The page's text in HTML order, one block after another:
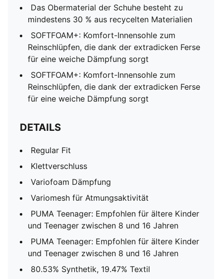
Das Obermaterial der Schuhe besteht zu
mindestens 30 % aus recycelten Materialien
SOFTFOAM+: Komfort-Innensohle zum
Reinschlüpfen, die dank der extradicken Ferse
für eine weiche Dämpfung sorgt
SOFTFOAM+: Komfort-Innensohle zum
Reinschlüpfen, die dank der extradicken Ferse
für eine weiche Dämpfung sorgt
DETAILS
Regular Fit
Klettverschluss
Variofoam Dämpfung
Variomesh für Atmungsaktivität
PUMA Teenager: Empfohlen für ältere Kinder
und Teenager zwischen 8 und 16 Jahren
PUMA Teenager: Empfohlen für ältere Kinder
und Teenager zwischen 8 und 16 Jahren
80.53% Synthetik, 19.47% Textil